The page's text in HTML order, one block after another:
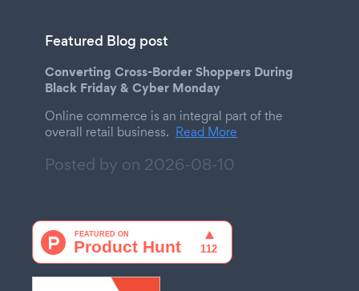
Featured Blog post
Converting Cross-Border Shoppers During
Black Friday & Cyber Monday
Online commerce is an integral part of the
overall retail business. Read More
Posted by on 2026-08-10